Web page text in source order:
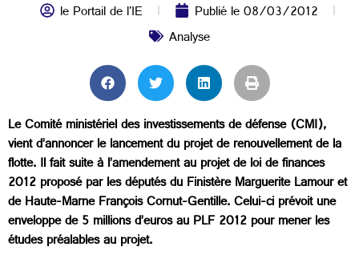
le Portail de l'IE Publié le08/03/2012
Analyse
Le Comité ministériel des investissements de défense (CMI),
vient d’annoncer le lancement du projet de renouvellement de la
flotte. Il fait suite à l’amendement au projet de loi de finances
2012 proposé par les députés du Finistère Marguerite Lamour et
de Haute-Marne François Cornut-Gentille. Celui-ci prévoit une
enveloppe de 5 millions d’euros au PLF 2012 pour mener les
études préalables au projet.